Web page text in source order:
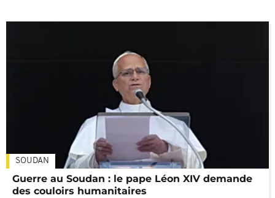
SOUDAN
Guerre au Soudan : le pape Léon XIV demande
des couloirs humanitaires